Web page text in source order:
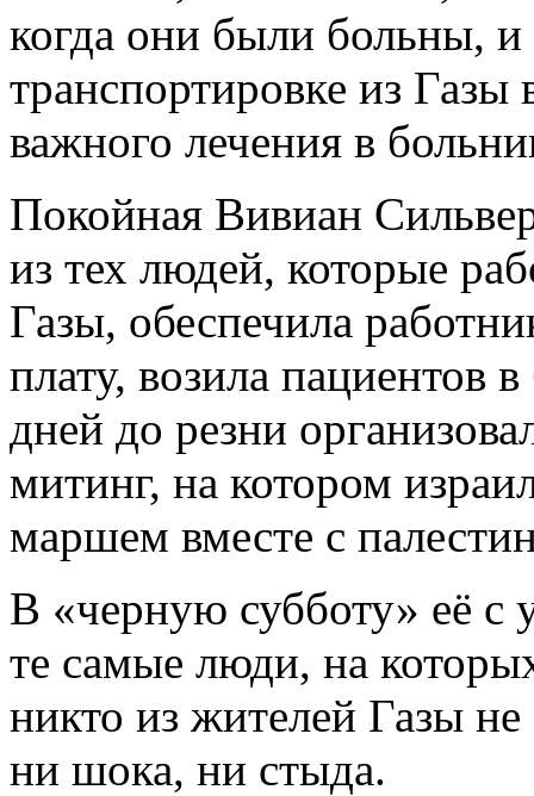
когда они были больны, и
транспортировке из
важного лечения в
Покойная Вивиан
из тех людей, которые
Газы, обеспечила
плату, возила пациентов
дней до резни
митинг, на котором
маршем вместе с
В «черную субботу» её
те самые люди, на
никто из жителей Газы
ни шока, ни стыда.